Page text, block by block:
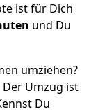
ist für Dich
und Du
umziehen?
Umzug ist
Du